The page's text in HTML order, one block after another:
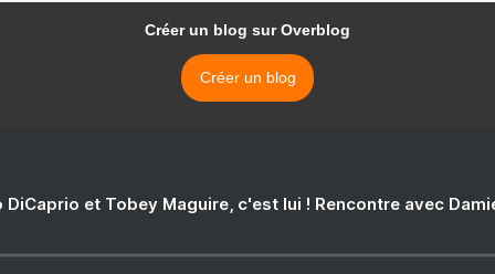
Créer un blog sur Overblog
Créer un blog
DiCaprio et Tobey Maguire, c'est lui ! Rencontre avec